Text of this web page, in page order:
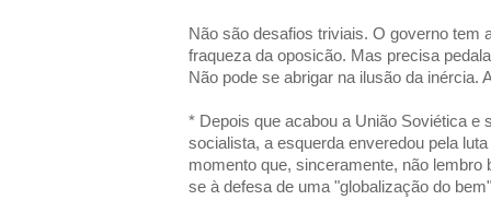
Não são desafios triviais. O governo tem
fraqueza da oposicão. Mas precisa
Não pode se abrigar na ilusão da inércia.
* Depois que acabou a União Soviética e
socialista, a esquerda enveredou pela
momento que, sinceramente, não lembro
se à defesa de uma "globalização do